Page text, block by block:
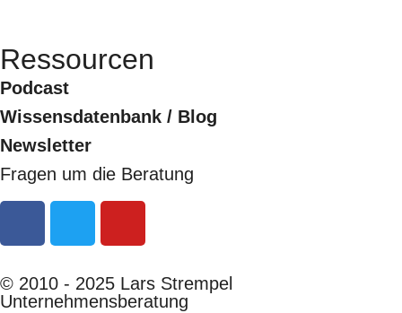
Ressourcen
Podcast
Wissensdatenbank / Blog
Newsletter
Fragen um die Beratung
© 2010 - 2025 Lars Strempel
Unternehmensberatung